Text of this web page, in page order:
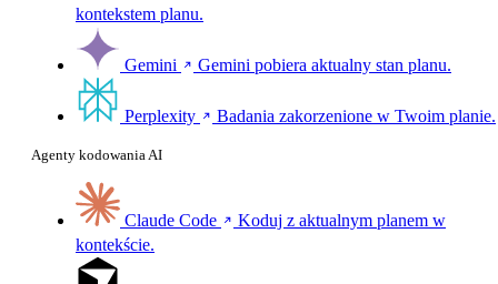
kontekstem planu.
Gemini Gemini pobiera aktualny stan planu.
Perplexity Badania zakorzenione w Twoim planie.
Agenty kodowania AI
Claude Code
Koduj z aktualnym planem w
kontekście.